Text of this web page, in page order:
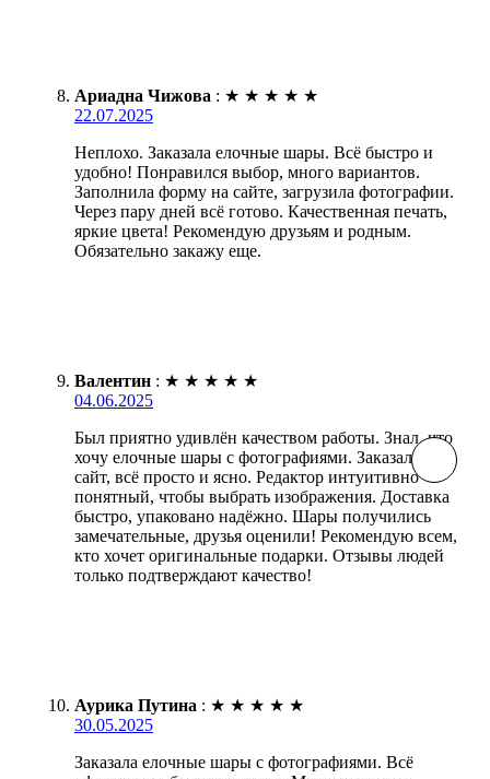
Ариадна Чижова : ★ ★ ★ ★ ★
22.07.2025
Неплохо. Заказала елочные шары. Всё быстро и
удобно! Понравился выбор, много вариантов.
Заполнила форму на сайте, загрузила фотографии.
Через пару дней всё готово. Качественная печать,
яркие цвета! Рекомендую друзьям и родным.
Обязательно закажу еще.
Валентин : ★ ★ ★ ★ ★
04.06.2025
Был приятно удивлён качеством работы. Знал, что
хочу елочные шары с фотографиями. Заказал через
сайт, всё просто и ясно. Редактор интуитивно
понятный, чтобы выбрать изображения. Доставка
быстро, упаковано надёжно. Шары получились
замечательные, друзья оценили! Рекомендую всем,
кто хочет оригинальные подарки. Отзывы людей
только подтверждают качество!
Аурика Путина : ★ ★ ★ ★ ★
30.05.2025
Заказала елочные шары с фотографиями. Всё